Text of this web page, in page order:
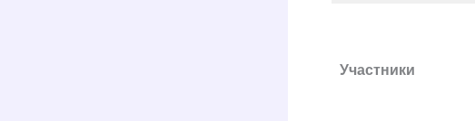
Участники